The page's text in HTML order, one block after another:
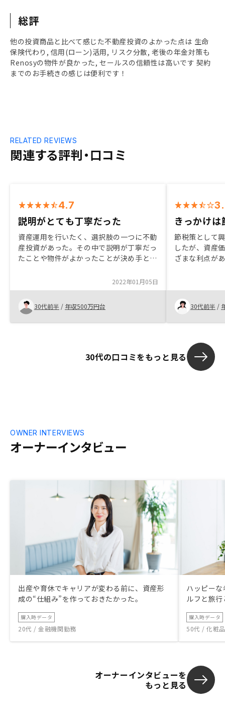
総評
他の投資商品と比べて感じた不動産投資のよかった点は 生命
保険代わり, 信用(ローン)活用, リスク分散, 老後の年金対策も
Renosyの物件が良かった, セールスの信頼性は高いです 契約
までのお手続きの感じは便利です！
関連する評判・口コミ
RELATED REVIEWS
4.7
説明がとても丁寧だった
資産運用を行いたく、選択肢の一つに不動
産投資があった。その中で説明が丁寧だっ
たことや物件がよかったことが決め手とな
で物件が見れるといい。ゆっくりと色々見
て選べるため。
2022年01月05日
30代前半 / 年収500万円台
きっかけ
節税策として
したが、資産
ざまな利点が
策としても活
での面談や、
ていただき、
ます。メリッ
くれるといい
30代前半 /
30代の口コミをもっと見る
オーナーインタビュー
OWNER INTERVIEWS
出産や育休でキャリアが変わる前に、資産形
成の“仕組み”を作っておきたかった。
購入時データ
20代 / 金融機関勤務
ハッピー
ルフと旅
購入時データ
50代 / 化粧
オーナーインタビューを
もっと見る